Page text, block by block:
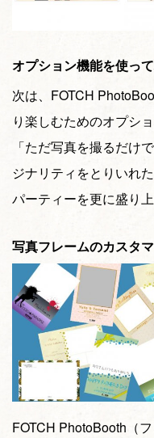
オプション機能を使っ
次は、FOTCH
り楽しむためのオプシ
「ただ写真を撮るだけ
ジナリティをとりいれた
パーティーを更に盛り
写真フレームのカスタ
FOTCH PhotoBooth（